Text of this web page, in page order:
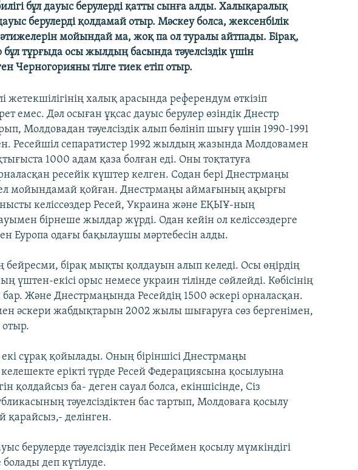
бұл дауыс берулерді қатты сынға алды. Халықаралық
берулерді қолдамай отыр. Мәскеу болса, жексенбілік
мойындай ма, жоқ па ол туралы айтпады. Бірақ,
бұл тұрғыда осы жылдың басында тәуелсіздік үшін
Черногорияны тілге тиек етіп отыр.
жетекшілігінің халық арасында референдум өткізіп
емес. Дәл осыған ұқсас дауыс берулер өзіндік Днестр
Молдовадан тәуелсіздік алып бөлініп шығу үшін 1990-1991
Ресейшіл сепаратистер 1992 жылдың жазында Молдовамен
1000 адам қаза болған еді. Оны тоқтатуға
ресейік күштер келген. Содан бері Днестрмаңы
мойындамай қойған. Днестрмаңы аймағының ақырғы
келіссөздер Ресей, Украина және ЕҚЫҰ-ның
бірнеше жылдар жүрді. Одан кейін ол келіссөздерге
Еуропа одағы бақылаушы мәртебесін алды.
бейресми, бірақ мықты қолдауын алып келеді. Осы өңірдің
үштен-екісі орыс немесе украин тілінде сөйлейді. Көбісінің
бар. Және Днестрмаңында Ресейдің 1500 әскері орналасқан.
әскери жабдықтарын 2002 жылы шығаруға сөз бергенімен,
отыр.
сұрақ қойылады. Оның біріншісі Днестрмаңы
ерікті түрде Ресей Федерациясына қосылуына
қолдайсыз ба- деген сауал болса, екіншісінде, Сіз
тәуелсіздіктен бас тартып, Молдоваға қосылу
қарайсыз,- делінген.
берулерде тәуелсіздік пен Ресеймен қосылу мүмкіндігі
деп күтілуде.